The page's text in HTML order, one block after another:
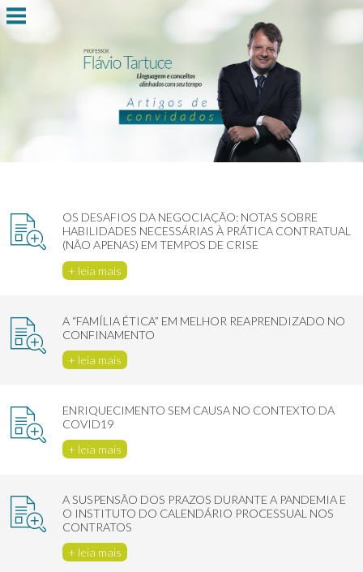
OS DESAFIOS DA NEGOCIAÇÃO: NOTAS SOBRE
HABILIDADES NECESSÁRIAS À PRÁTICA CONTRATUAL
(NÃO APENAS) EM TEMPOS DE CRISE
+ leia mais
A “FAMÍLIA ÉTICA” EM MELHOR REAPRENDIZADO NO
CONFINAMENTO
+ leia mais
ENRIQUECIMENTO SEM CAUSA NO CONTEXTO DA
COVID19
+ leia mais
A SUSPENSÃO DOS PRAZOS DURANTE A PANDEMIA E
O INSTITUTO DO CALENDÁRIO PROCESSUAL NOS
CONTRATOS
+ leia mais